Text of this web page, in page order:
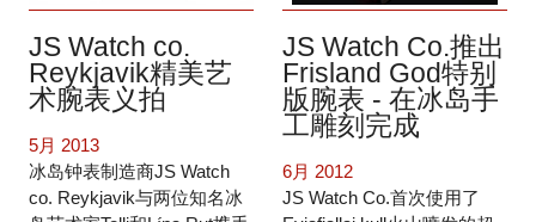
JS Watch co.
Reykjavik精美艺
术腕表义拍
5月 2013
冰岛钟表制造商JS Watch
co. Reykjavik与两位知名冰
JS Watch Co.推出
Frisland God特别
版腕表 - 在冰岛手
工雕刻完成
6月 2012
JS Watch Co.首次使用了